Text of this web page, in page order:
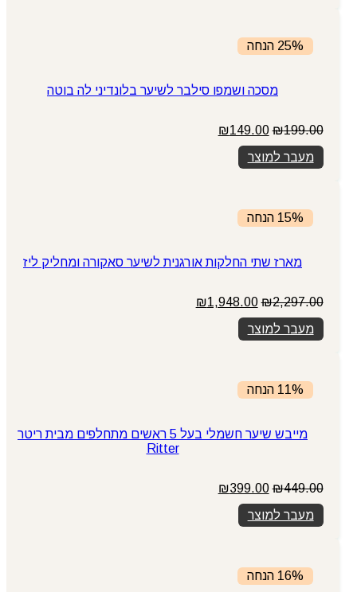
25% הנחה
מסכה ושמפו סילבר לשיער בלונדיני לה בוטה
₪199.00
המחיר
המקורי
היה:
₪199.00.
₪149.00
מעבר למוצר
15% הנחה
מארז שתי החלקות אורגנית לשיער סאקורה ומחליק ליז
₪2,297.00
המחיר
המקורי
היה:
₪2,297.00.
₪1,948.00
מעבר למוצר
11% הנחה
מייבש שיער חשמלי בעל 5 ראשים מתחלפים מבית ריטר
Ritter
₪449.00
המחיר
המקורי
היה:
₪449.00.
₪399.00
מעבר למוצר
16% הנחה